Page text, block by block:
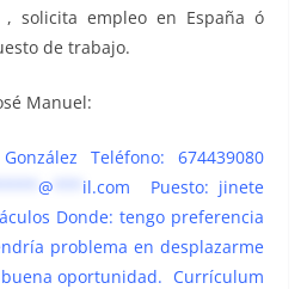
solicita empleo en España ó
de trabajo.
Manuel:
Teléfono: 674439080
@ il.com Puesto: jinete
Donde: tengo preferencia
problema en desplazarme
oportunidad. Currículum